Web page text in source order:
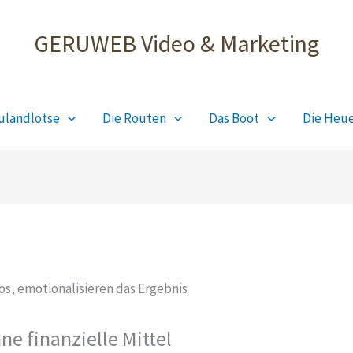
GERUWEB Video & Marketing
Die Routen Das Boot Die
finanzielle Mittel